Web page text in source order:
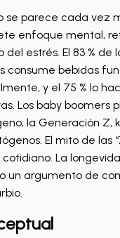
se parece cada vez
enfoque mental,
del estrés. El 83 % de
consume bebidas
y el 75 % lo
Los baby boomers
la Generación Z,
El mito de las
cotidiano. La
un argumento de